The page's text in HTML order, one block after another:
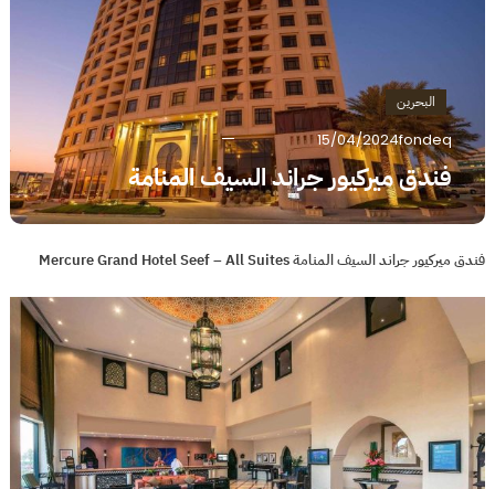
البحرين
15/04/2024fondeq
فندق ميركيور جراند السيف المنامة
فندق ميركيور جراند السيف المنامة Mercure Grand Hotel Seef – All Suites